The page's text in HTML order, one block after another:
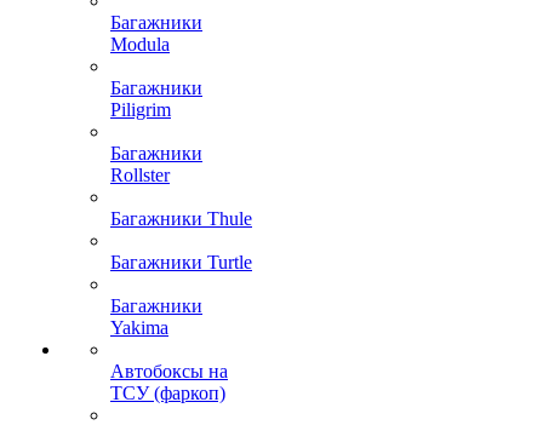
Багажники
Modula
Багажники
Piligrim
Багажники
Rollster
Багажники Thule
Багажники Turtle
Багажники
Yakima
Автобоксы на
ТСУ (фаркоп)